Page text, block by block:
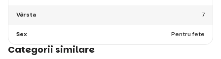
Vârsta 7
Sex Pentru fete
Categorii similare